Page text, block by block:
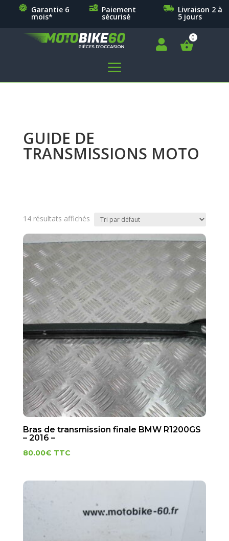
Garantie 6
mois*
Paiement
sécurisé
Livraison 2 à
5 jours

a
GUIDE DE
TRANSMISSIONS MOTO
14 résultats affichés
Bras de transmission finale BMW R1200GS
– 2016 –
80.00€ TTC